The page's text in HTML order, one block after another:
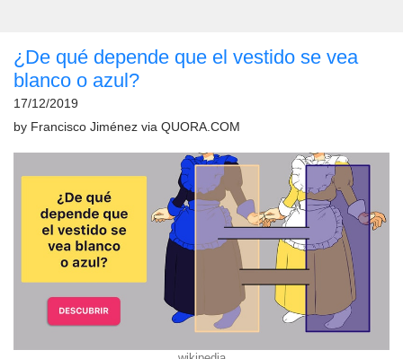
¿De qué depende que el vestido se vea
blanco o azul?
17/12/2019
by Francisco Jiménez via QUORA.COM